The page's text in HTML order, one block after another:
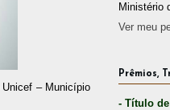
Unicef – Município
Ministério
Ver meu
Prêmios,
- Título